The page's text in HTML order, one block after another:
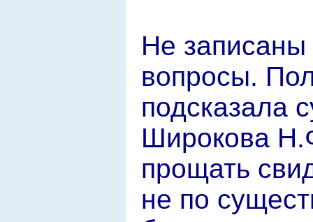
Не записаны
вопросы.
подсказала
Широкова
прощать
не по